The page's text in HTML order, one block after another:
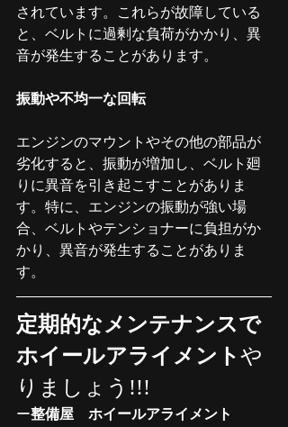
されています。これらが故障している
と、ベルトに過剰な負荷がかかり、異
音が発生することがあります。
振動や不均一な回転
エンジンのマウントやその他の部品が
劣化すると、振動が増加し、ベルト廻
りに異音を引き起こすことがありま
す。特に、エンジンの振動が強い場
合、ベルトやテンショナーに負担がか
かり、異音が発生することがありま
す。
定期的なメンテナンスで
ホイールアライメントや
りましょう!!!
ー整備屋　ホイールアライメント